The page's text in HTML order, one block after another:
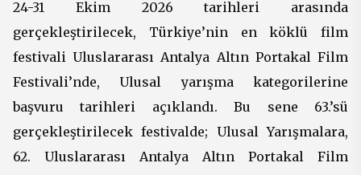
24-31 Ekim 2026 tarihleri arasında
gerçekleştirilecek, Türkiye’nin en köklü film
festivali Uluslararası Antalya Altın Portakal Film
Festivali’nde, Ulusal yarışma kategorilerine
başvuru tarihleri açıklandı. Bu sene 63.’sü
gerçekleştirilecek festivalde; Ulusal Yarışmalara,
62. Uluslararası Antalya Altın Portakal Film